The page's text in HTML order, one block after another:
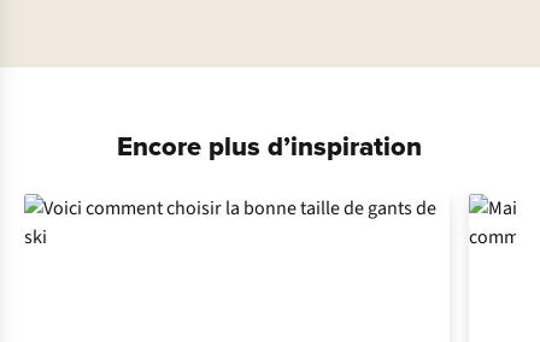
Encore plus d’inspiration